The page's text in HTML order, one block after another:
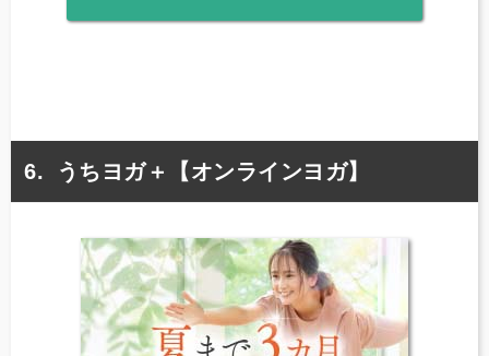
うちヨガ＋【オンラインヨガ】